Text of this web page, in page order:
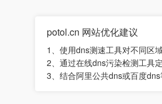
potol.cn 网站优化建议
1、使用dns测速工具对不同区
2、通过在线dns污染检测工具
3、结合阿里公共dns或百度